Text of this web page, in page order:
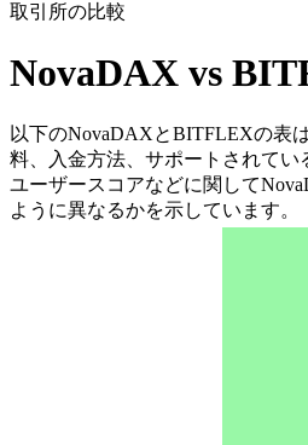
取引所の比較
NovaDAX vs
以下のNovaDAXとBITFLEXの表
料、入金方法、サポートされてい
ユーザースコアなどに関して
ように異なるかを示しています。